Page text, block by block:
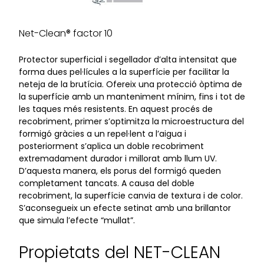
Net-Clean® factor 10
Protector superficial i segellador d’alta intensitat que
forma dues pel·lícules a la superfície per facilitar la
neteja de la brutícia. Ofereix una protecció òptima de
la superfície amb un manteniment mínim, fins i tot de
les taques més resistents. En aquest procés de
recobriment, primer s’optimitza la microestructura del
formigó gràcies a un repel·lent a l’aigua i
posteriorment s’aplica un doble recobriment
extremadament durador i millorat amb llum UV.
D’aquesta manera, els porus del formigó queden
completament tancats. A causa del doble
recobriment, la superfície canvia de textura i de color.
S’aconsegueix un efecte setinat amb una brillantor
que simula l’efecte “mullat”.
Propietats del NET-CLEAN